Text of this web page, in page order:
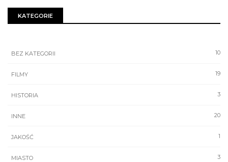
KATEGORIE
10
BEZ KATEGORII
19
FILMY
3
HISTORIA
20
INNE
1
JAKOŚĆ
3
MIASTO